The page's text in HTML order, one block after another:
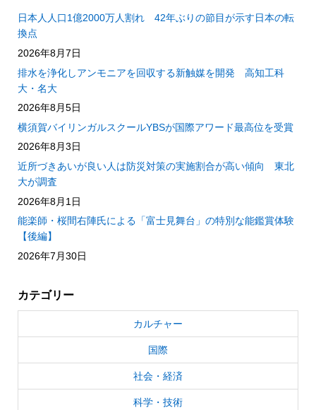
日本人人口1億2000万人割れ 42年ぶりの節目が示す日本の転
換点
2026年8月7日
排水を浄化しアンモニアを回収する新触媒を開発 高知工科
大・名大
2026年8月5日
横須賀バイリンガルスクールYBSが国際アワード最高位を受賞
2026年8月3日
近所づきあいが良い人は防災対策の実施割合が高い傾向 東北
大が調査
2026年8月1日
能楽師・桜間右陣氏による「富士見舞台」の特別な能鑑賞体験
【後編】
2026年7月30日
カテゴリー
カルチャー
国際
社会・経済
科学・技術